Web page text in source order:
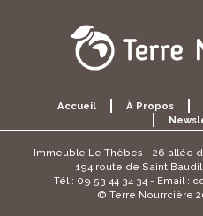
Accueil À Propos
Immeuble Le Thèbes - 26 allée
194 route de Saint
Tél : 09 53 44 34 34 - Email :
© Terre Nourrcière